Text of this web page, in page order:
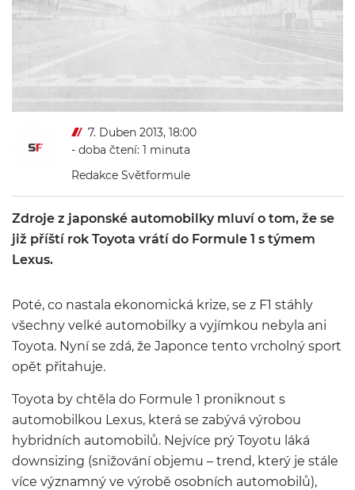
7. Duben 2013, 18:00
- doba čtení: 1 minuta
Redakce Světformule
Zdroje z japonské automobilky mluví o tom, že se
již příští rok Toyota vrátí do Formule 1 s týmem
Lexus.
Poté, co nastala ekonomická krize, se z F1 stáhly
všechny velké automobilky a vyjímkou nebyla ani
Toyota. Nyní se zdá, že Japonce tento vrcholný sport
opět přitahuje.
Toyota by chtěla do Formule 1 proniknout s
automobilkou Lexus, která se zabývá výrobou
hybridních automobilů. Nejvíce prý Toyotu láká
downsizing (snižování objemu – trend, který je stále
více významný ve výrobě osobních automobilů),